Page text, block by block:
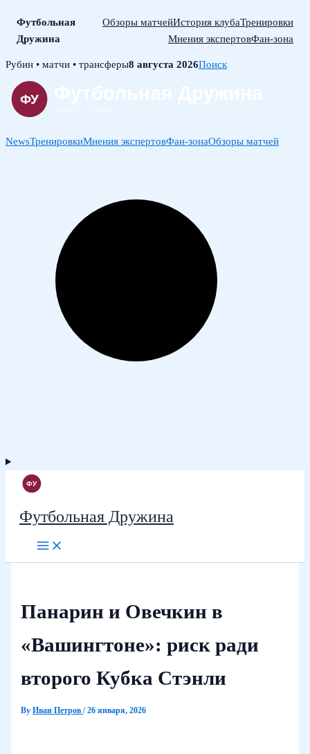
Футбольная
Дружина
Обзоры матчейИстория клубаТренировки
Мнения экспертовФан-зона
Skip
content
Рубин • матчи • трансферы8 августа 2026Поиск
NewsТренировкиМнения экспертовФан-зонаОбзоры матчей
Футбольная Дружина
Панарин и Овечкин в
«Вашингтоне»: риск ради
второго Кубка Стэнли
ByИван Петров/26 января, 2026